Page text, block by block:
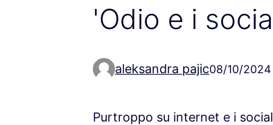
'Odio e i
aleksandra pajic08/10/2024
Purtroppo su internet e i